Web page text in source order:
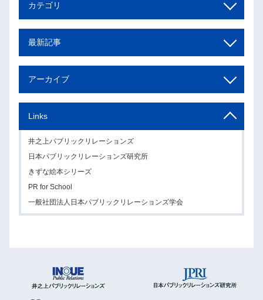
カテゴリ
最新記事
アーカイブ
Links
井之上パブリックリレーションズ
日本パブリックリレーションズ研究所
きずな絵本シリーズ
PR for School
一般社団法人日本パブリックリレーションズ学会